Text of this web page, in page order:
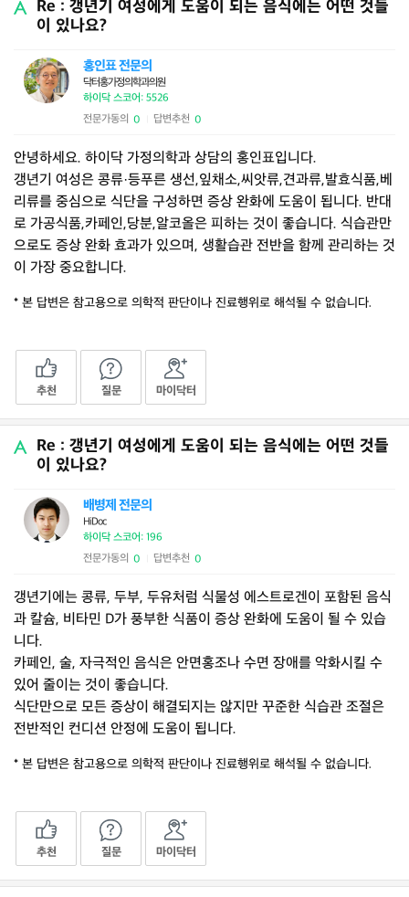
Re : 갱년기 여성에게 도움이 되는 음식에는 어떤 것들
이 있나요?
홍인표 전문의
닥터홍가정의학과의원
하이닥 스코어: 5526
전문가동의 0 답변추천 0
안녕하세요. 하이닥 가정의학과 상담의 홍인표입니다.
갱년기 여성은 콩류·등푸른 생선,잎채소,씨앗류,견과류,발효식품,베
리류를 중심으로 식단을 구성하면 증상 완화에 도움이 됩니다. 반대
로 가공식품,카페인,당분,알코올은 피하는 것이 좋습니다. 식습관만
으로도 증상 완화 효과가 있으며, 생활습관 전반을 함께 관리하는 것
이 가장 중요합니다.
* 본 답변은 참고용으로 의학적 판단이나 진료행위로 해석될 수 없습니다.
추천 질문 마이닥터
Re : 갱년기 여성에게 도움이 되는 음식에는 어떤 것들
이 있나요?
배병제 전문의
HiDoc
하이닥 스코어: 196
전문가동의 0 답변추천 0
갱년기에는 콩류, 두부, 두유처럼 식물성 에스트로겐이 포함된 음식
과 칼슘, 비타민 D가 풍부한 식품이 증상 완화에 도움이 될 수 있습
니다.
카페인, 술, 자극적인 음식은 안면홍조나 수면 장애를 악화시킬 수
있어 줄이는 것이 좋습니다.
식단만으로 모든 증상이 해결되지는 않지만 꾸준한 식습관 조절은
전반적인 컨디션 안정에 도움이 됩니다.
* 본 답변은 참고용으로 의학적 판단이나 진료행위로 해석될 수 없습니다.
추천 질문 마이닥터